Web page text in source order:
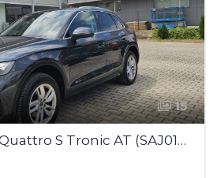
15
Audi Q5 40 TDI Quattro S Tronic AT (SAJ013)